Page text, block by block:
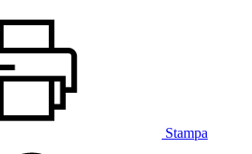
Stampa